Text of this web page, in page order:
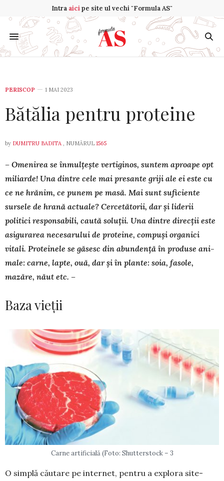
Intra aicipe site ul vechi "Formula AS"
PERISCOP 1 MAI 2023
Bătălia pentru proteine
by DUMITRU BADITA , NUMĂRUL 1565
– Omenirea se înmulțește vertiginos, suntem aproape opt
mi­li­arde! Una dintre cele mai presante griji ale ei este cu
ce ne hrănim, ce pu­nem pe masă. Mai sunt suficiente
sursele de hrană actuale? Cer­cetă­torii, dar și liderii
politici responsabili, caută soluții. Una din­tre direcții este
asigurarea necesarului de proteine, compuși or­ganici
vitali. Pro­teinele se găsesc din abundență în produse ani­
male: carne, lapte, ouă, dar și în plante: soia, fa­so­le,
mazăre, năut etc. –
Baza vieții
Carne artificială (Foto: Shutterstock – 3
O simplă căutare pe internet, pentru a explora site-